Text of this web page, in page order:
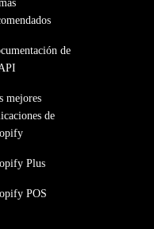
de
mejores
de
Plus
POS